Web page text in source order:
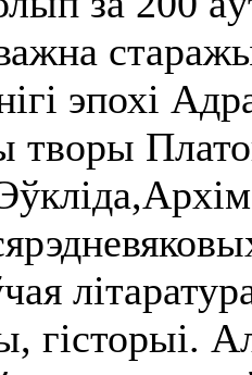
эпохі
творы
гісторыі.